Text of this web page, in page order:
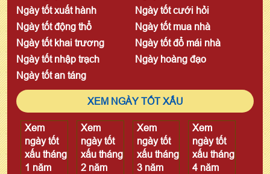
Ngày tốt xuất hành
Ngày tốt cưới hỏi
Ngày tốt động thổ
Ngày tốt mua nhà
Ngày tốt khai trương
Ngày tốt đổ mái nhà
Ngày tốt nhập trạch
Ngày hoàng đạo
Ngày tốt an táng
XEM NGÀY TỐT XẤU
Xem
ngày tốt
xấu tháng
1 năm
Xem
ngày tốt
xấu tháng
2 năm
Xem
ngày tốt
xấu tháng
3 năm
Xem
ngày tốt
xấu tháng
4 năm